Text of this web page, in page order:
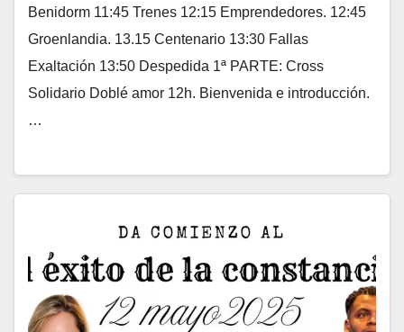
Benidorm 11:45 Trenes 12:15 Emprendedores. 12:45
Groenlandia. 13.15 Centenario 13:30 Fallas
Exaltación 13:50 Despedida 1ª PARTE: Cross
Solidario Doblé amor 12h. Bienvenida e introducción.
…